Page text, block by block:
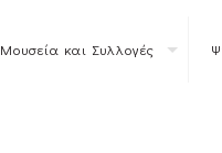
Μουσεία και Συλλογές